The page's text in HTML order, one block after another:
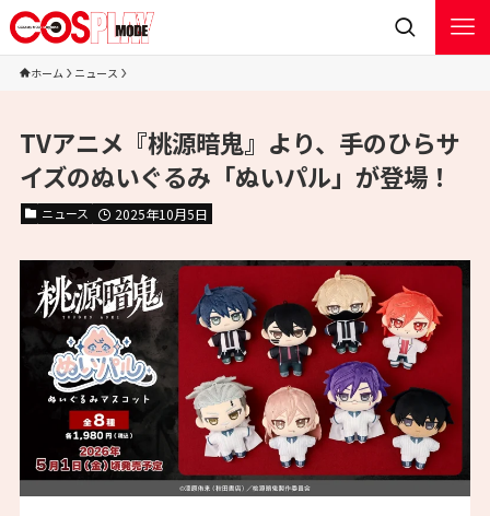
ホーム ニュース
TVアニメ『桃源暗鬼』より、手のひらサ
イズのぬいぐるみ「ぬいパル」が登場！
ニュース 2025年10月5日